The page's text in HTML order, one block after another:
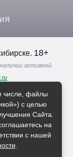
18+
активной
данных
числе, файлы
с целью
Сайта.
на
с нашей